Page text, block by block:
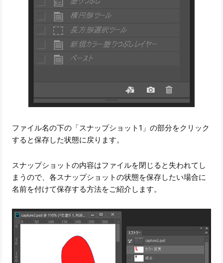
ファイル名の下の「スナップショット1」の部分をクリック
すると保存した状態に戻ります。
スナップショットの内容はファイルを閉じると失われてし
まうので、各スナップショットの状態を保存したい場合に
名前を付けて保存する方法をご紹介します。